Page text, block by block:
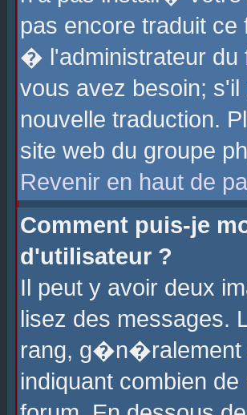
pas encore traduit
� l'administrateur du
vous avez besoin;
nouvelle traduction.
site web du groupe
Revenir en haut de
Comment puis-je
d'utilisateur ?
Il peut y avoir deux
lisez des
rang, g�n�ralement
indiquant combien